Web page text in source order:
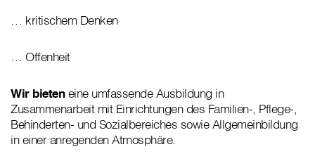
… kritischem Denken
… Offenheit
Wir bieteneine umfassende Ausbildung in
Zusammenarbeit mit Einrichtungen des Familien-, Pflege-,
Behinderten- und Sozialbereiches sowie Allgemeinbildung
in einer anregenden Atmosphäre.